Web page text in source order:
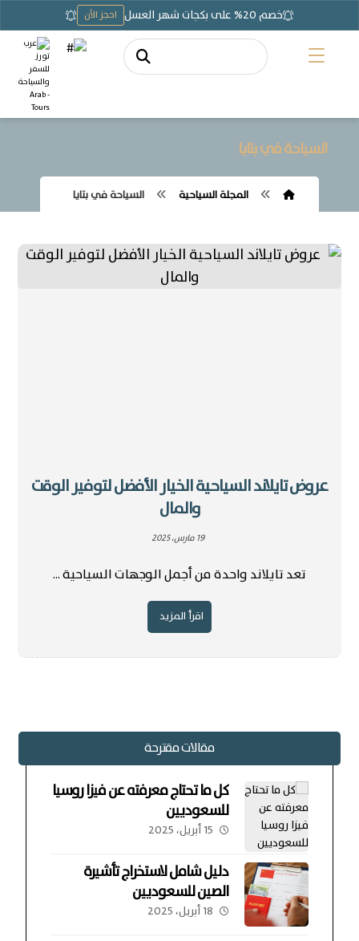
خصم 20% على بكجات شهر العسل احجز الآن
السياحة في بتايا
المجلة السياحية السياحة في بتايا
عروض تايلاند السياحية الخيار الأفضل لتوفير الوقت
والمال
19 مارس، 2025
تعد تايلاند واحدة من أجمل الوجهات السياحية ...
اقرأ المزيد
مقالات مقترحة
كل ما تحتاج معرفته عن فيزا روسيا
للسعوديين
15 أبريل، 2025
دليل شامل لاستخراج تأشيرة
الصين للسعوديين
18 أبريل، 2025